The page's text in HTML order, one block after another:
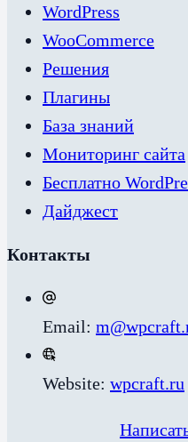
WordPress
WooCommerce
Решения
Плагины
База знаний
Мониторинг сайта
Бесплатно
Дайджест
Контакты
Email:
Website: wpcraft.ru